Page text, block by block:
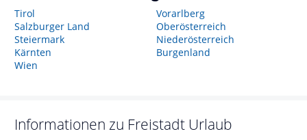
Tirol
Salzburger Land
Steiermark
Kärnten
Wien
Vorarlberg
Oberösterreich
Niederösterreich
Burgenland
Informationen zu Freistadt Urlaub